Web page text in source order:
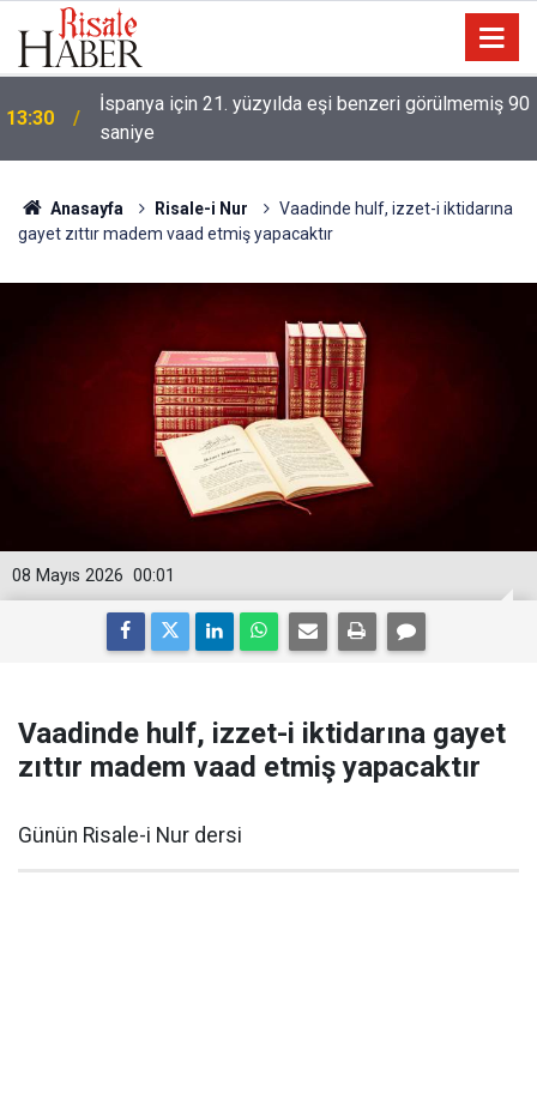
13:30
İspanya için 21. yüzyılda eşi benzeri görülmemiş 90
saniye
10:36
Mehmet Görmez Emevi Camii'nde cemaate hitap
etti: Bediüzzaman'ın çağrılarını yenileme imkânı
buldum
Anasayfa Risale-i Nur
Vaadinde hulf, izzet-i iktidarına
gayet zıttır madem vaad etmiş yapacaktır
00:01
08 Mayıs 2026
Vaadinde hulf, izzet-i iktidarına gayet
zıttır madem vaad etmiş yapacaktır
Günün Risale-i Nur dersi